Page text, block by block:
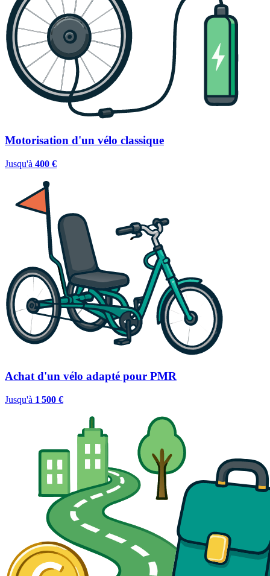
Motorisation d'un vélo classique
Jusqu'à 400 €
Achat d'un vélo adapté pour PMR
Jusqu'à 1 500 €